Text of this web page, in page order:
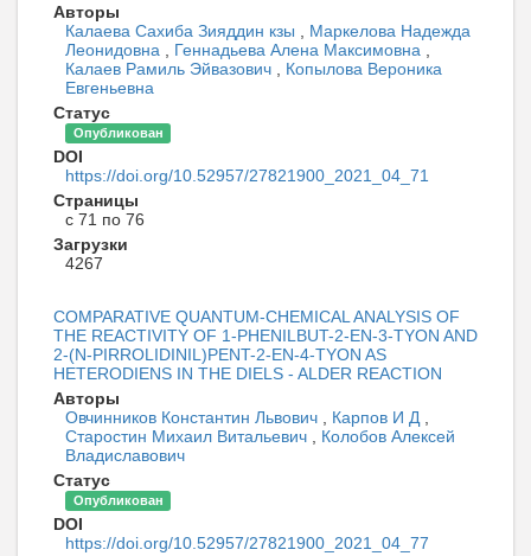
Авторы
Калаева Сахиба Зияддин кзы
Маркелова Надежда
Леонидовна
Геннадьева Алена Максимовна
Калаев Рамиль Эйвазович
Копылова Вероника
Евгеньевна
Статус
Опубликован
DOI
https://doi.org/10.52957/27821900_2021_04_71
Страницы
с 71 по 76
Загрузки
4267
COMPARATIVE QUANTUM-CHEMICAL ANALYSIS OF
THE REACTIVITY OF 1-PHENILBUT-2-EN-3-TYON AND
2-(N-PIRROLIDINIL)PENT-2-EN-4-TYON AS
HETERODIENS IN THE DIELS - ALDER REACTION
Авторы
Овчинников Константин Львович
Карпов И Д
Старостин Михаил Витальевич
Колобов Алексей
Владиславович
Статус
Опубликован
DOI
https://doi.org/10.52957/27821900_2021_04_77